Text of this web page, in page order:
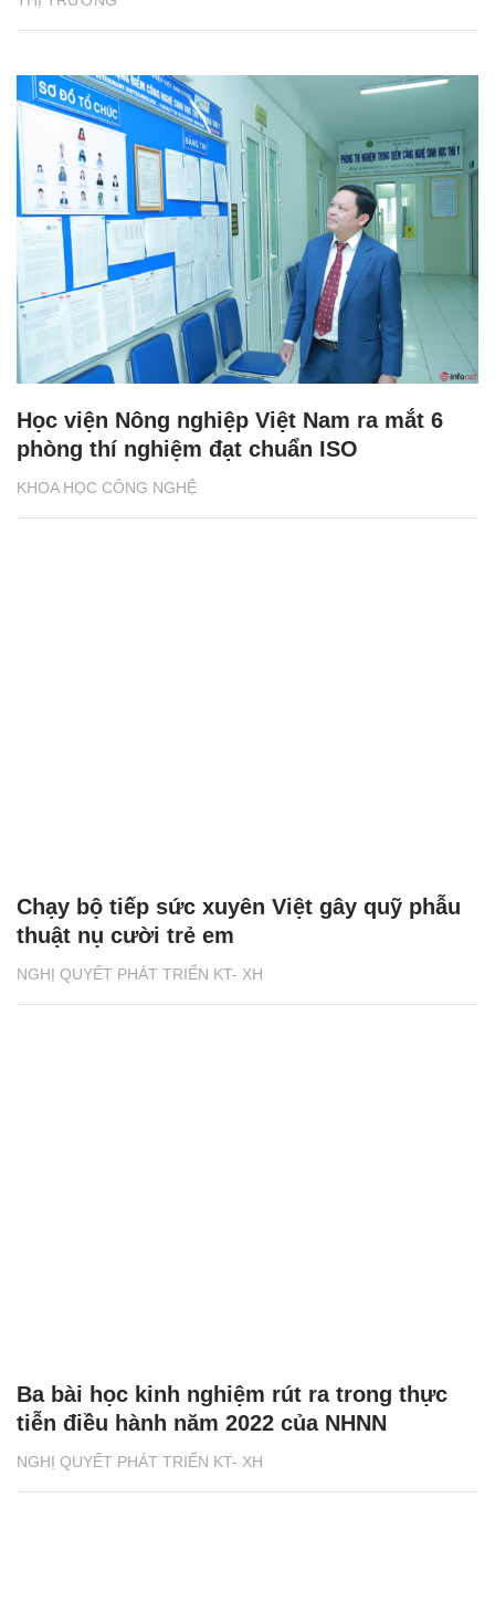
KHOA HỌC CÔNG NGHỆ
Học viện Nông nghiệp Việt Nam ra mắt 6
phòng thí nghiệm đạt chuẩn ISO
NGHỊ QUYẾT PHÁT TRIỂN KT- XH
Chạy bộ tiếp sức xuyên Việt gây quỹ phẫu
thuật nụ cười trẻ em
NGHỊ QUYẾT PHÁT TRIỂN KT- XH
Ba bài học kinh nghiệm rút ra trong thực
tiễn điều hành năm 2022 của NHNN